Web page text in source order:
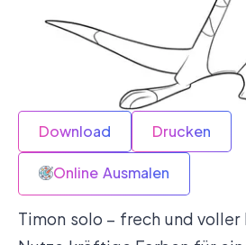
Download Drucken
Online Ausmalen
Timon solo – frech und